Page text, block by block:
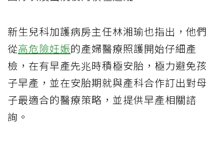
新生兒科加護病房主任林湘瑜也指出，他們
從高危險妊娠的產婦醫療照護開始仔細產
檢，在有早產先兆時積極安胎，極力避免孩
子早產，並在安胎期就與產科合作訂出對母
子最適合的醫療策略，並提供早產相關諮
詢。